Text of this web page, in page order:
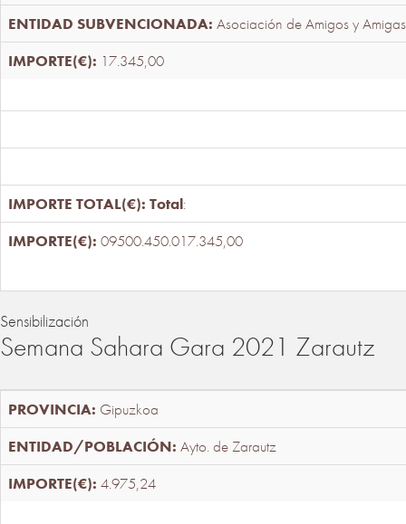
Asociación de Amigos y
17.345,00
Total:
09500.450.017.345,00
Sensibilización
Semana Sahara Gara 2021 Zarautz
Gipuzkoa
Ayto. de Zarautz
4.975,24